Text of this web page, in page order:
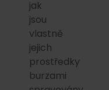
jak
jsou
vlastně
jejich
prostředky
burzami